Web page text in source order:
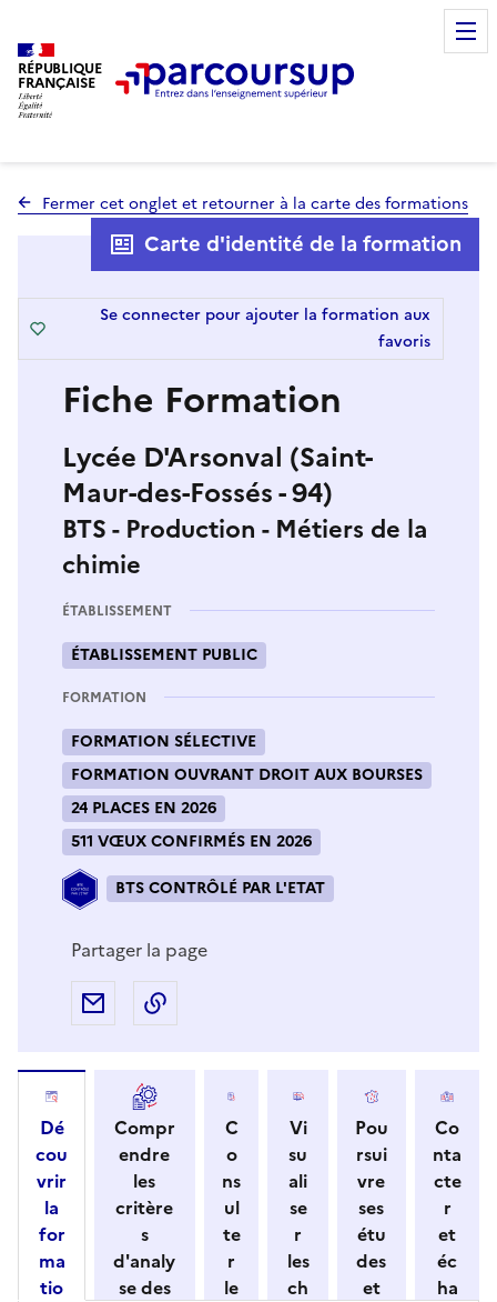
RÉPUBLIQUE
FRANÇAISE
Fermer cet onglet et retourner à la carte des formations
Fiche Formation
Lycée D'Arsonval (Saint-
Maur-des-Fossés - 94)
BTS - Production - Métiers de la
chimie
Carte d'identité de la formation
Se connecter pour ajouter la formation aux
favoris
ÉTABLISSEMENT
ÉTABLISSEMENT PUBLIC
FORMATION
FORMATION SÉLECTIVE
FORMATION OUVRANT DROIT AUX BOURSES
24 PLACES EN 2026
511 VŒUX CONFIRMÉS EN 2026
BTS CONTRÔLÉ PAR L'ETAT
Partager la page
Partager par e-mail
Dé
cou
vrir
la
for
ma
tio
Compr
endre
les
critère
s
d'analy
se des
C
o
ns
ul
te
r
le
Vi
su
ali
se
r
les
ch
Pou
rsui
vre
ses
étu
des
et
Co
nta
cte
r
et
éc
ha